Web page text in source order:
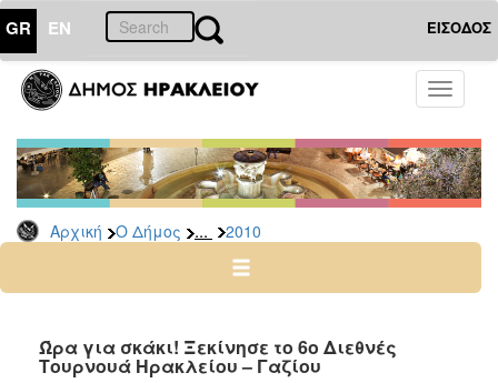
GR EN ΕΙΣΟΔΟΣ
Toggle
Αρχική Ο Δήμος ... 2010
ΔΗΜΟΣ
Δελτία
Τύπου
Αρχείο
2026
2024
2022
Ώρα για σκάκι! Ξεκίνησε το 6o Διεθνές
Τουρνουά Ηρακλείου – Γαζίου